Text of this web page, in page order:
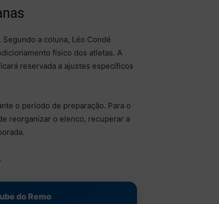
a coluna, Léo Condé
físico dos atletas. A
reservada a ajustes específicos
o período de preparação. Para o
reorganizar o elenco, recuperar a
do Remo